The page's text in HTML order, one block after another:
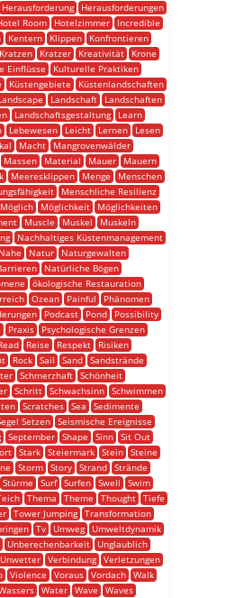
Herausforderung
Herausforderungen
Room Hotelzimmer
Incredible
Kentern Klippen
Konfrontieren
Kratzen Kratzer Kreativität
Krone
Einflüsse
Kulturelle Praktiken
Küstengebiete
Küstenlandschaften
Landschaft
Landschaften
Landschaftsgestaltung
Learn
Lebewesen Leicht Lernen
Lesen
Macht
Mangrovenwälder
Massen Material Mauer
Mauern
Meeresklippen Menge
Menschen
Menschliche Resilienz
Möglich Möglichkeit
Möglichkeiten
Muscle Muskel
Muskeln
Nachhaltiges Küstenmanagement
Nahe Natur
Naturgewalten
Natürliche Bögen
ökologische Restauration
Ozean Painful
Phänomen
Podcast Pond
Possibility
Praxis
Psychologische Grenzen
Reise Respekt
Risiken
Rock Sail Sand
Sandstrände
Schmerzhaft Schönheit
Schritt Schwachsinn Schwimmen
Scratches Sea
Sedimente
Setzen
Seismische Ereignisse
September Shape Sinn
Sit Out
Stark Steiermark Stein
Steine
Storm Story Strand
Strände
Stürme Surf Surfen Swell
Swim
Thema Theme Thought Tiefe
Tower Jumping
Transformation
Tv Umweg
Umweltdynamik
Unberechenbarkeit
Unglaublich
Unwetter Verbindung
Verletzungen
Violence Voraus Vordach
Walk
Water Wave
Waves